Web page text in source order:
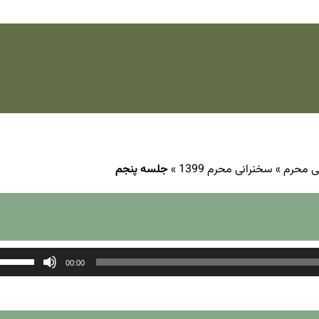
محرم » سخنرانی محرم 1399 »جلسه پنجم
00:00